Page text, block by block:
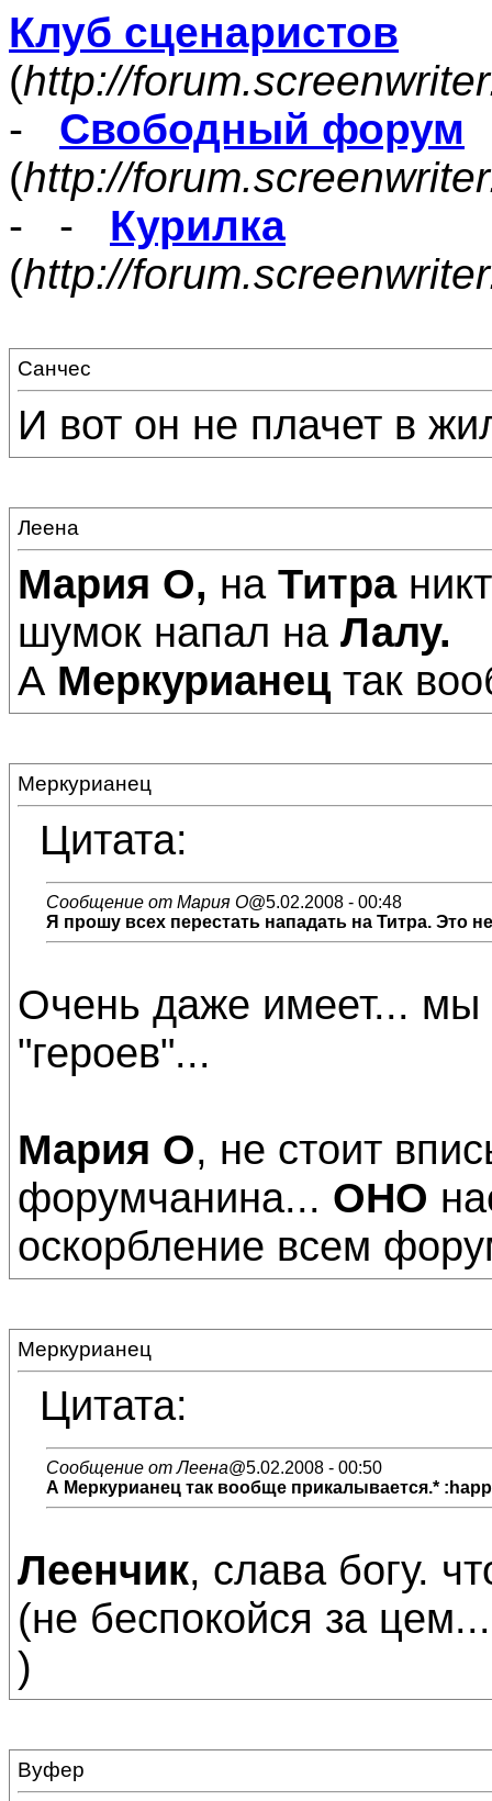
Клуб сценаристов
(http://
- Свободный форум
(http://
- - Курилка
(http://
Санчес
И вот он не плачет в
Леена
Мария О, на Титра
шумок напал на Лалу.
А Меркурианец так
Меркурианец
Цитата:
Сообщение от Мария О@5.02.2008 - 00:48
Я прошу всех перестать нападать на Титра. Это
Очень даже имеет...
"героев"...
Мария О, не стоит
форумчанина... ОНО
оскорбление всем
Меркурианец
Цитата:
Сообщение от Леена@5.02.2008 - 00:50
А Меркурианец так вообще прикалывается.*
Леенчик, слава богу.
(не беспокойся за
)
Вуфер